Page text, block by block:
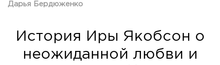
Дарья Бердюженко
История Иры Якобсон о
неожиданной любви и